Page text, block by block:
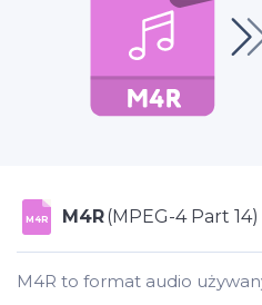
M4R M4R(MPEG-4 Part 14)
M4R to format audio